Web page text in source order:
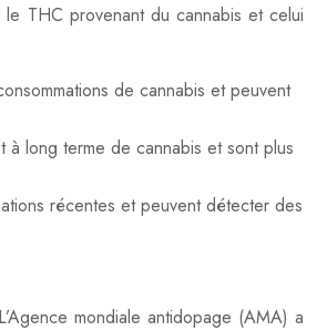
THC provenant du cannabis et celui
de cannabis et peuvent
à long terme de cannabis et sont plus
récentes et peuvent détecter des
mondiale antidopage (AMA) a